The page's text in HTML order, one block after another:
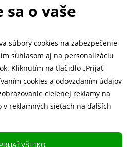
.
Rychlé doručenie 1-2 dní
zobraziť recenzie
5.643 fanúšikov
o vaše
súbory cookies na zabezpečenie
súhlasom aj na personalizáciu
Kliknutím na tlačidlo „Prijať
cookies a odovzdaním údajov
cielenej reklamy na
v reklamných sieťach na ďalších
PRIJAŤ VŠETKO